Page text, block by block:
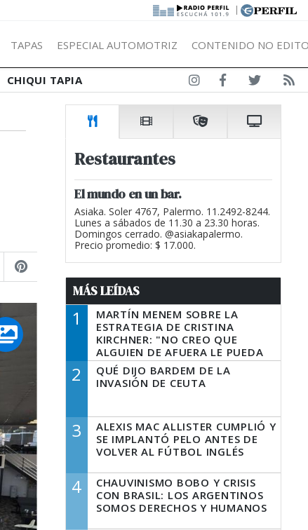
|
TAPAS ESPECIAL AUTOMOTRIZ CONTENIDO NO
CHIQUI TAPIA
Restaurantes
El mundo en un bar.
Asiaka. Soler 4767, Palermo. 11.2492-8244.
Lunes a sábados de 11.30 a 23.30 horas.
Domingos cerrado. @asiakapalermo.
Precio promedio: $ 17.000.
MÁS LEÍDAS
1
MARTÍN MENEM SOBRE LA
ESTRATEGIA DE CRISTINA
KIRCHNER: "NO CREO QUE
ALGUIEN DE AFUERA LE PUEDA
DECIR A LA JUSTICIA LO QUE
TIENE QUE HACER"
2
QUÉ DIJO BARDEM DE LA
INVASIÓN DE CEUTA
3
ALEXIS MAC ALLISTER CUMPLIÓ Y
SE IMPLANTÓ PELO ANTES DE
VOLVER AL FÚTBOL INGLÉS
4
CHAUVINISMO BOBO Y CRISIS
CON BRASIL: LOS ARGENTINOS
SOMOS DERECHOS Y HUMANOS